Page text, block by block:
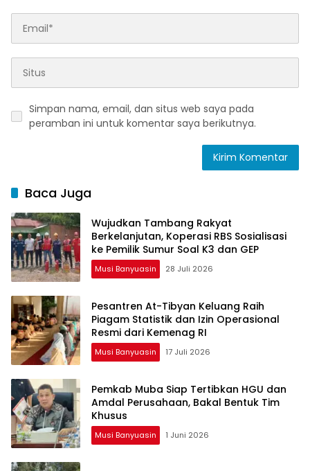
Simpan nama, email, dan situs web saya pada
peramban ini untuk komentar saya berikutnya.
Baca Juga
Wujudkan Tambang Rakyat
Berkelanjutan, Koperasi RBS Sosialisasi
ke Pemilik Sumur Soal K3 dan GEP
Musi Banyuasin 28 Juli 2026
Pesantren At-Tibyan Keluang Raih
Piagam Statistik dan Izin Operasional
Resmi dari Kemenag RI
Musi Banyuasin 17 Juli 2026
Pemkab Muba Siap Tertibkan HGU dan
Amdal Perusahaan, Bakal Bentuk Tim
Khusus
Musi Banyuasin 1 Juni 2026